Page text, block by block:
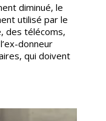
diminué, le
utilisé par le
des télécoms,
donneur
qui doivent